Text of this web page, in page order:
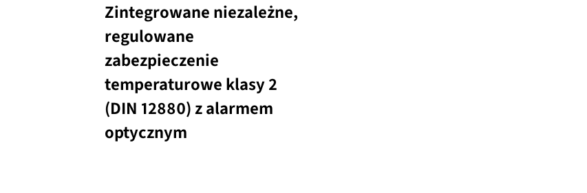
Zintegrowane niezależne,
regulowane
zabezpieczenie
temperaturowe klasy 2
(DIN 12880) z alarmem
optycznym